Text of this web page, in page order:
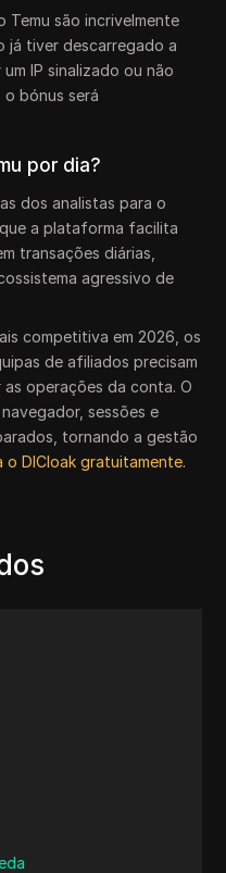
são incrivelmente
já tiver descarregado a
IP sinalizado ou não
bónus será
por dia?
dos analistas para o
a plataforma facilita
transações diárias,
agressivo de
competitiva em 2026, os
de afiliados precisam
operações da conta. O
sessões e
tornando a gestão
o DICloak gratuitamente.